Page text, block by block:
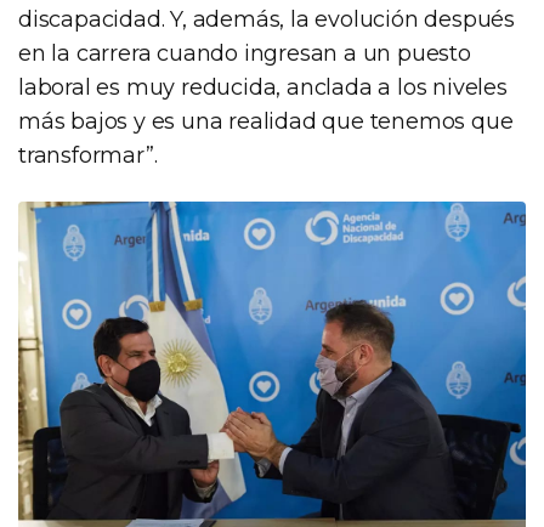
discapacidad. Y, además, la evolución después
en la carrera cuando ingresan a un puesto
laboral es muy reducida, anclada a los niveles
más bajos y es una realidad que tenemos que
transformar”.